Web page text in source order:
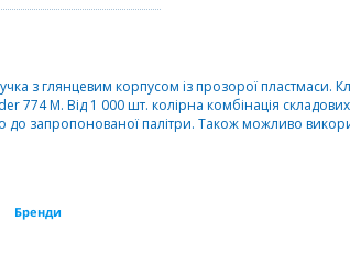
з глянцевим корпусом із прозорої пластмаси.
774 М. Від 1 000 шт. колірна комбінація
до запропонованої палітри. Також можливо
Бренди